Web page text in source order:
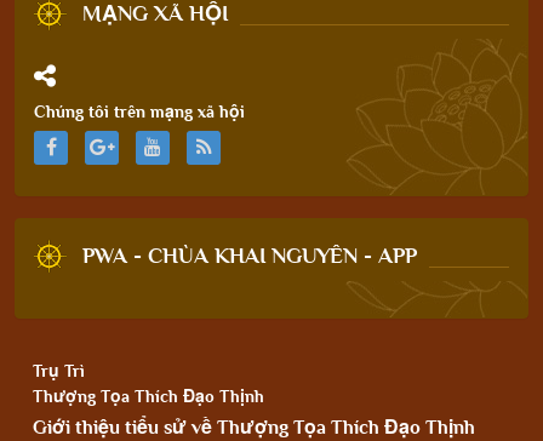
MẠNG XÃ HỘI
Chúng tôi trên mạng xã hội
PWA - CHÙA KHAI NGUYÊN - APP
Trụ Trì
Thượng Tọa Thích Đạo Thịnh
Giới thiệu tiểu sử về Thượng Tọa Thích Đạo Thịnh